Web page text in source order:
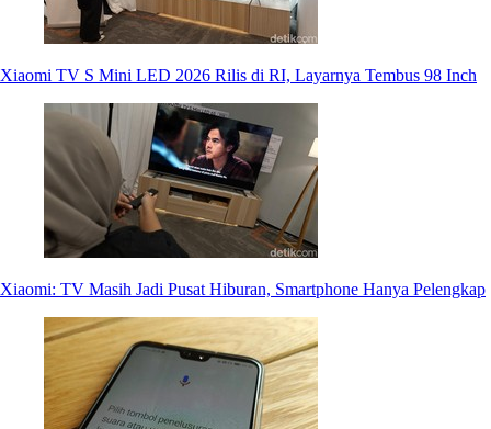
Xiaomi TV S Mini LED 2026 Rilis di RI, Layarnya Tembus 98 Inch
Xiaomi: TV Masih Jadi Pusat Hiburan, Smartphone Hanya Pelengkap